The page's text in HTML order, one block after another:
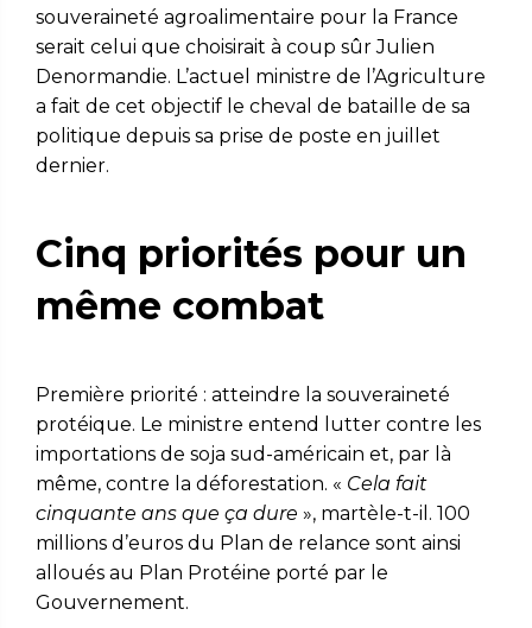
souveraineté agroalimentaire pour la France
serait celui que choisirait à coup sûr Julien
Denormandie. L’actuel ministre de l’Agriculture
a fait de cet objectif le cheval de bataille de sa
politique depuis sa prise de poste en juillet
dernier.
Cinq priorités pour un
même combat
Première priorité : atteindre la souveraineté
protéique. Le ministre entend lutter contre les
importations de soja sud-américain et, par là
même, contre la déforestation. « Cela fait
cinquante ans que ça dure », martèle-t-il. 100
millions d’euros du Plan de relance sont ainsi
alloués au Plan Protéine porté par le
Gouvernement.